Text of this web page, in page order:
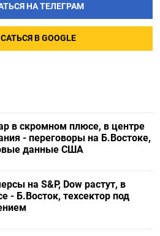
НА ТЕЛЕГРАМ
В GOOGLE
в скромном плюсе, в центре
- переговоры на Б.Востоке,
данные США
на S&P, Dow растут, в
- Б.Восток, техсектор под